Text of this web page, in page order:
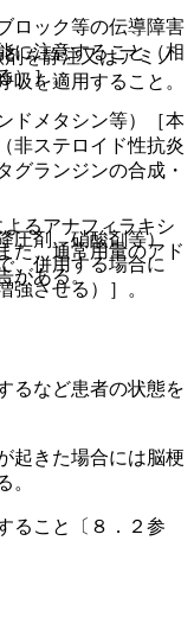
を静注又はアミノ
吸を適用すること。
るアナフィラキシ
た、通常用量のアド
がある。
ロック等の伝導障害
に注意すること（相
）］。
ドメタシン等）［本
非ステロイド性抗炎
グランジンの合成・
圧剤、硝酸剤等）
、併用する場合に
強させる）］。
るなど患者の状態を
起きた場合には脳梗
。
ること〔８．２参